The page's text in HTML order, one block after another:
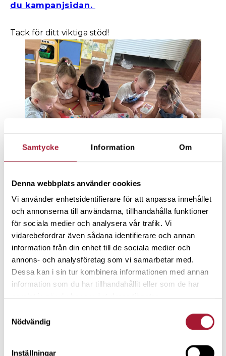
Samtycke Information Om
Denna webbplats använder cookies
Vi använder enhetsidentifierare för att anpassa innehållet
och annonserna till användarna, tillhandahålla funktioner
för sociala medier och analysera vår trafik. Vi
vidarebefordrar även sådana identifierare och annan
information från din enhet till de sociala medier och
annons- och analysföretag som vi samarbetar med.
Dessa kan i sin tur kombinera informationen med annan
information som du har tillhandahållit eller som de har
Nödvändig
Inställningar
du kampanjsidan.
Tack för ditt viktiga stöd!
Kommentarer
Det är verkligen berörande att se hur företag som